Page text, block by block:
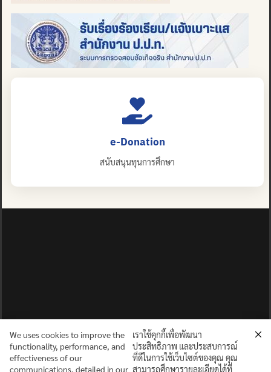
e-Donation
สนับสนุนทุนการศึกษา
We uses cookies to improve the
functionality, performance, and
effectiveness of our
communications, detailed in our
เราใช้คุกกี้เพื่อพัฒนา
ประสิทธิภาพ และประสบการณ์
ที่ดีในการใช้เว็บไซต์ของคุณ คุณ
สามารถศึกษารายละเอียดได้ที่